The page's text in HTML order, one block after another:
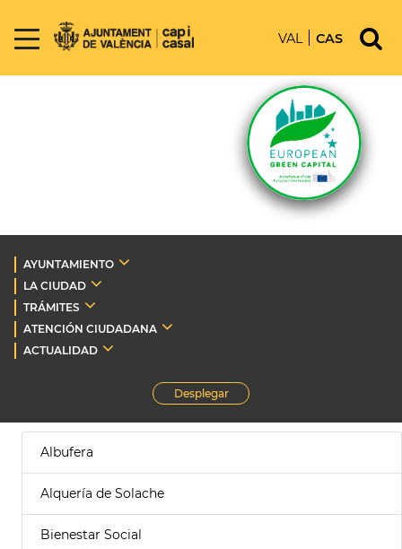
VAL CAS
AYUNTAMIENTO
LA CIUDAD
TRÁMITES
ATENCIÓN CIUDADANA
ACTUALIDAD
Desplegar
Albufera
Alquería de Solache
Bienestar Social